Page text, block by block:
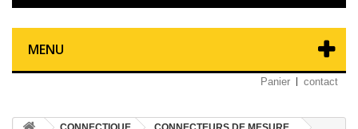
MENU
Panier contact